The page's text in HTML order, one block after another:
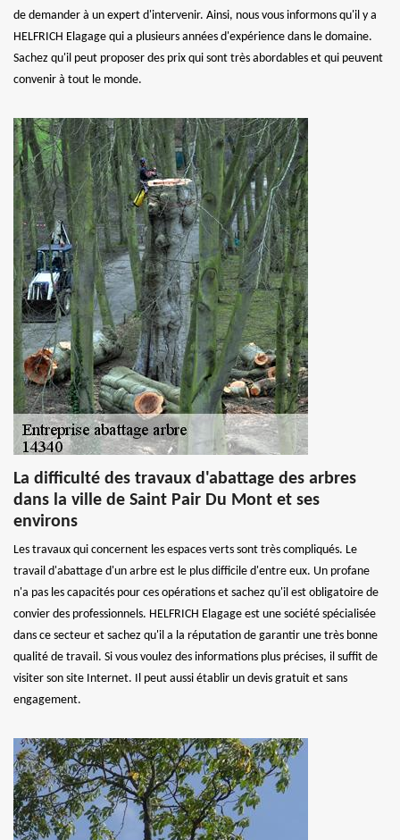
de demander à un expert d'intervenir. Ainsi, nous vous informons qu'il y a
HELFRICH Elagage qui a plusieurs années d'expérience dans le domaine.
Sachez qu'il peut proposer des prix qui sont très abordables et qui peuvent
convenir à tout le monde.
La difficulté des travaux d'abattage des arbres
dans la ville de Saint Pair Du Mont et ses
environs
Les travaux qui concernent les espaces verts sont très compliqués. Le
travail d'abattage d'un arbre est le plus difficile d'entre eux. Un profane
n'a pas les capacités pour ces opérations et sachez qu'il est obligatoire de
convier des professionnels. HELFRICH Elagage est une société spécialisée
dans ce secteur et sachez qu'il a la réputation de garantir une très bonne
qualité de travail. Si vous voulez des informations plus précises, il suffit de
visiter son site Internet. Il peut aussi établir un devis gratuit et sans
engagement.